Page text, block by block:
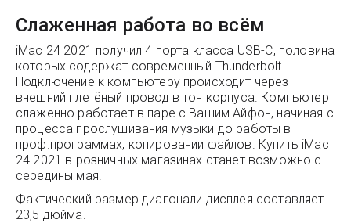
Слаженная работа во всём
iMac 24 2021 получил 4 порта класса USB-С, половина
которых содержат современный Thunderbolt.
Подключение к компьютеру происходит через
внешний плетёный провод в тон корпуса. Компьютер
слаженно работает в паре с Вашим Айфон, начиная с
процесса прослушивания музыки до работы в
проф.программах, копировании файлов. Купить iMac
24 2021 в розничных магазинах станет возможно с
середины мая.
Фактический размер диагонали дисплея составляет
23,5 дюйма.